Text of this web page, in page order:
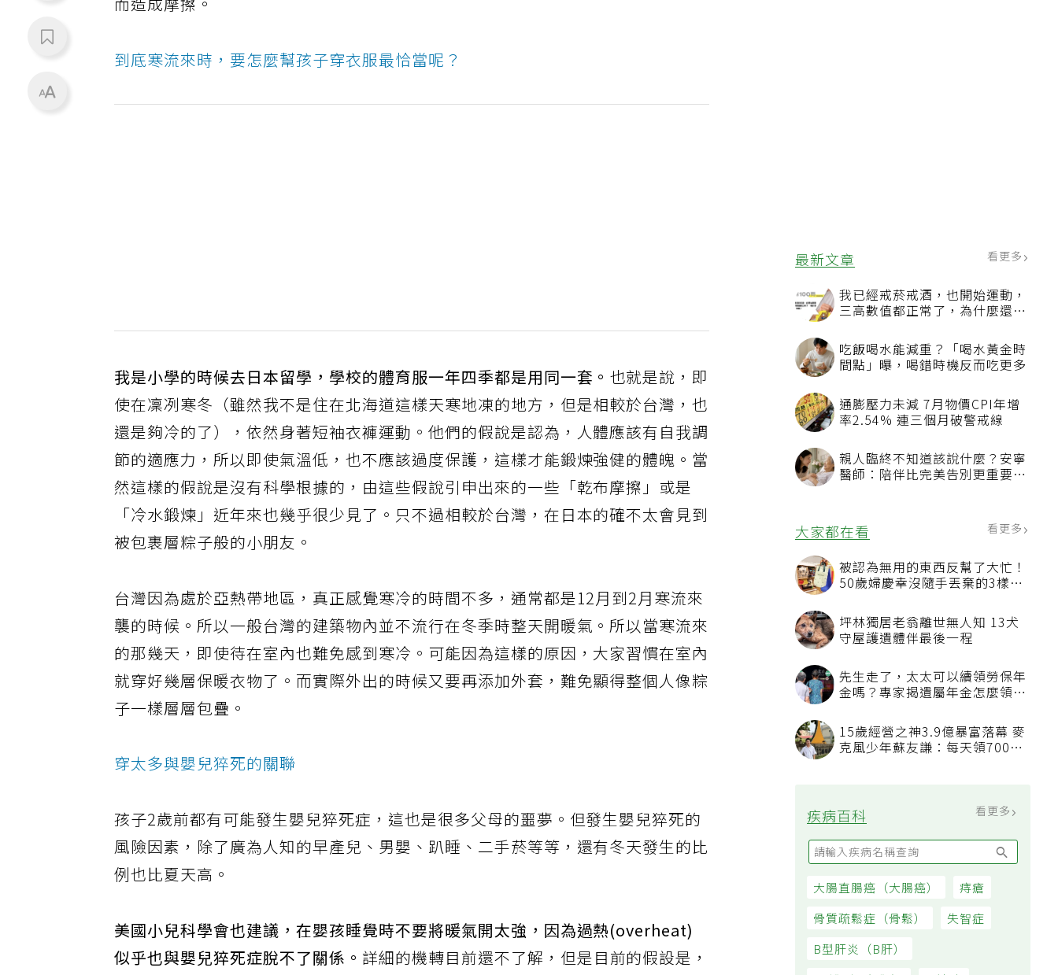
最新文章 看更多
我已經戒菸戒酒，也開始運動，
三高數值都正常了，為什麼還不
吃飯喝水能減重？「喝水黃金時
間點」曝，喝錯時機反而吃更多
通膨壓力未減 7月物價CPI年增
率2.54% 連三個月破警戒線
親人臨終不知道該說什麼？安寧
醫師：陪伴比完美告別更重要，
大家都在看
被認為無用的東西反幫了大忙！
50歲婦慶幸沒隨手丟棄的3樣物
坪林獨居老翁離世無人知 13犬
守屋護遺體伴最後一程
先生走了，太太可以續領勞保年
看順位還要看資格
15歲經營之神3.9億暴富落幕 麥
疾病百科
而造成摩擦。
到底寒流來時，要怎麼幫孩子穿衣服最恰當呢？
我是小學的時候去日本留學，學校的體育服一年四季都是用同一套。 也就是說，即
使在凜冽寒冬（雖然我不是住在北海道這樣天寒地凍的地方，但是相較於台灣，也
還是夠冷的了），依然身著短袖衣褲運動。他們的假說是認為，人體應該有自我調
節的適應力，所以即使氣溫低，也不應該過度保護，這樣才能鍛煉強健的體魄。當
然這樣的假說是沒有科學根據的，由這些假說引申出來的一些「乾布摩擦」或是
「冷水鍛煉」近年來也幾乎很少見了。只不過相較於台灣，在日本的確不太會見到
被包裹層粽子般的小朋友。
台灣因為處於亞熱帶地區，真正感覺寒冷的時間不多，通常都是12月到2月寒流來
襲的時候。所以一般台灣的建築物內並不流行在冬季時整天開暖氣。所以當寒流來
的那幾天，即使待在室內也難免感到寒冷。可能因為這樣的原因，大家習慣在室內
就穿好幾層保暖衣物了。而實際外出的時候又要再添加外套，難免顯得整個人像粽
子一樣層層包疊。
穿太多與嬰兒猝死的關聯
孩子2歲前都有可能發生嬰兒猝死症，這也是很多父母的噩夢。但發生嬰兒猝死的
風險因素，除了廣為人知的早產兒、男嬰、趴睡、二手菸等等，還有冬天發生的比
例也比夏天高。
美國小兒科學會也建議，在嬰孩睡覺時不要將暖氣開太強，因為過熱(overheat)